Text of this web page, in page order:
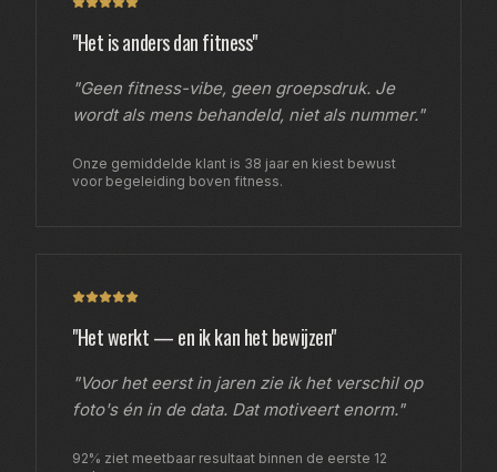
"Het is anders dan fitness"
"Geen fitness-vibe, geen groepsdruk. Je
wordt als mens behandeld, niet als nummer."
Onze gemiddelde klant is 38 jaar en kiest bewust
voor begeleiding boven fitness.
"Het werkt — en ik kan het bewijzen"
"Voor het eerst in jaren zie ik het verschil op
foto's én in de data. Dat motiveert enorm."
92% ziet meetbaar resultaat binnen de eerste 12